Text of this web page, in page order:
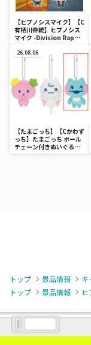
【ヒプノシスマイク】【C
有栖川帝統】ヒプノシス
マイク -Division Rap
26.08.06
【たまごっち】【Cかわず
っち】たまごっち ボール
チェーン付きぬいぐるみ
～Tamagotchi
トップ 景品情報 キ
トップ
景品情報